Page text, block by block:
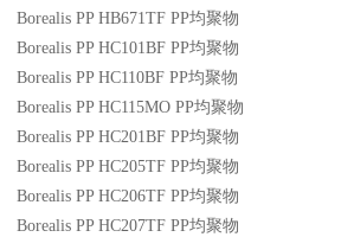
Borealis PP HB671TF PP均聚物
Borealis PP HC101BF PP均聚物
Borealis PP HC110BF PP均聚物
Borealis PP HC115MO PP均聚物
Borealis PP HC201BF PP均聚物
Borealis PP HC205TF PP均聚物
Borealis PP HC206TF PP均聚物
Borealis PP HC207TF PP均聚物